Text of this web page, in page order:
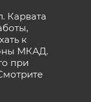
Карвата
к
МКАД.
при